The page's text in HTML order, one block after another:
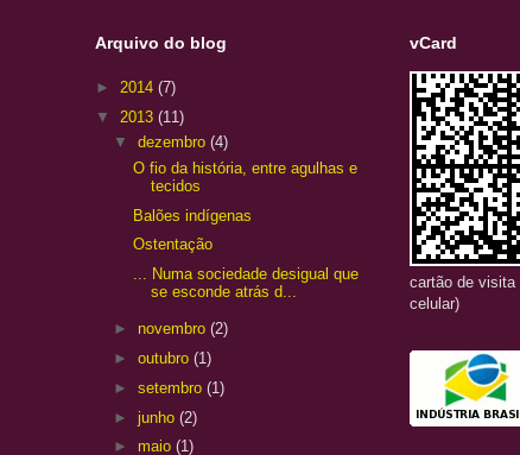
Arquivo do blog
► 2014 (7)
▼ 2013 (11)
▼dezembro(4)
O fio da história, entre agulhas e
tecidos
Balões indígenas
Ostentação
... Numa sociedade desigual que
se esconde atrás d...
►novembro(2)
►outubro(1)
►setembro(1)
►junho(2)
►maio(1)
vCard
cartão de visita
celular)